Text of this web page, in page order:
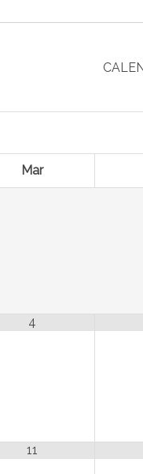
Mar
4
11